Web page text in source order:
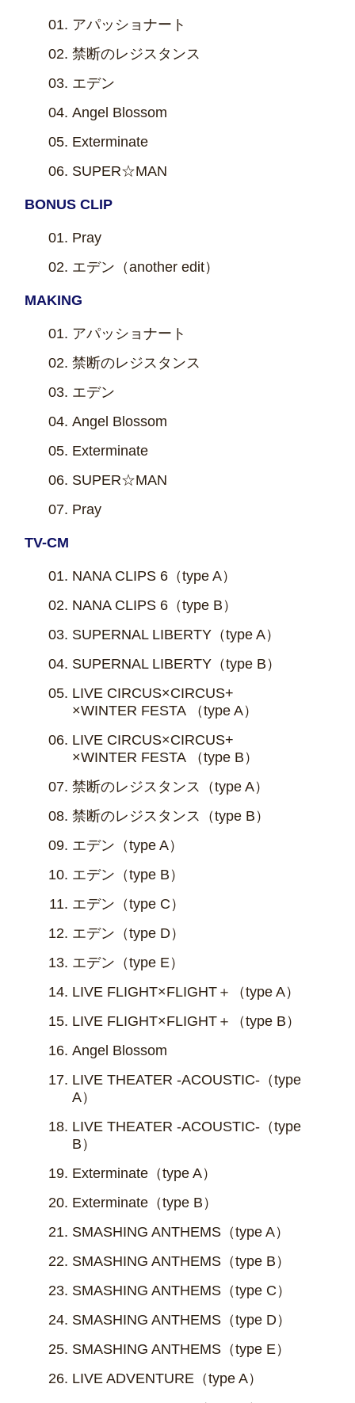
アパッショナート
禁断のレジスタンス
エデン
Angel Blossom
Exterminate
SUPER☆MAN
BONUS CLIP
Pray
エデン（another edit）
MAKING
アパッショナート
禁断のレジスタンス
エデン
Angel Blossom
Exterminate
SUPER☆MAN
Pray
TV-CM
NANA CLIPS 6（type A）
NANA CLIPS 6（type B）
SUPERNAL LIBERTY（type A）
SUPERNAL LIBERTY（type B）
LIVE CIRCUS×CIRCUS+
×WINTER FESTA （type A）
LIVE CIRCUS×CIRCUS+
×WINTER FESTA （type B）
禁断のレジスタンス（type A）
禁断のレジスタンス（type B）
エデン（type A）
エデン（type B）
エデン（type C）
エデン（type D）
エデン（type E）
LIVE FLIGHT×FLIGHT＋（type A）
LIVE FLIGHT×FLIGHT＋（type B）
Angel Blossom
LIVE THEATER -ACOUSTIC-（type
A）
LIVE THEATER -ACOUSTIC-（type
B）
Exterminate（type A）
Exterminate（type B）
SMASHING ANTHEMS（type A）
SMASHING ANTHEMS（type B）
SMASHING ANTHEMS（type C）
SMASHING ANTHEMS（type D）
SMASHING ANTHEMS（type E）
LIVE ADVENTURE（type A）